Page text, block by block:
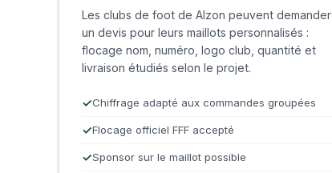
Les clubs de foot de Alzon peuvent demander
un devis pour leurs maillots personnalisés :
flocage nom, numéro, logo club, quantité et
livraison étudiés selon le projet.
Chiffrage adapté aux commandes groupées
Flocage officiel FFF accepté
Sponsor sur le maillot possible